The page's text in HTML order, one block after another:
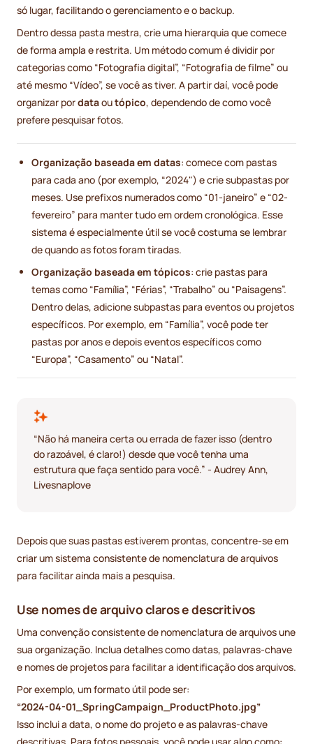
só lugar, facilitando o gerenciamento e o backup.
Dentro dessa pasta mestra, crie uma hierarquia que comece
de forma ampla e restrita. Um método comum é dividir por
categorias como “Fotografia digital”, “Fotografia de filme” ou
até mesmo “Vídeo”, se você as tiver. A partir daí, você pode
organizar pordataoutópico, dependendo de como você
prefere pesquisar fotos.
Organização baseada em datas: comece com pastas
para cada ano (por exemplo, “2024") e crie subpastas por
meses. Use prefixos numerados como “01-janeiro” e “02-
fevereiro” para manter tudo em ordem cronológica. Esse
sistema é especialmente útil se você costuma se lembrar
de quando as fotos foram tiradas.
Organização baseada em tópicos: crie pastas para
temas como “Família”, “Férias”, “Trabalho” ou “Paisagens”.
Dentro delas, adicione subpastas para eventos ou projetos
específicos. Por exemplo, em “Família”, você pode ter
pastas por anos e depois eventos específicos como
“Europa”, “Casamento” ou “Natal”.
“Não há maneira certa ou errada de fazer isso (dentro
do razoável, é claro!) desde que você tenha uma
estrutura que faça sentido para você.” - Audrey Ann,
Livesnaplove
Depois que suas pastas estiverem prontas, concentre-se em
criar um sistema consistente de nomenclatura de arquivos
para facilitar ainda mais a pesquisa.
Use nomes de arquivo claros e descritivos
Uma convenção consistente de nomenclatura de arquivos une
sua organização. Inclua detalhes como datas, palavras-chave
e nomes de projetos para facilitar a identificação dos arquivos.
Por exemplo, um formato útil pode ser:
“2024-04-01_SpringCampaign_ProductPhoto.jpg”
Isso inclui a data, o nome do projeto e as palavras-chave